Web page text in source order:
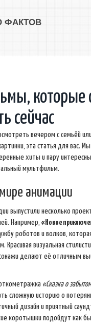
которые
сейчас
вечером с семьёй
эта статья для вас.
хиты и пару
мультфильм.
анимации
выпустили несколько
Например, «Новое
роботов и волков,
Красивая визуальная
делают её отличным
«Сказка о
сложную историю о
дизайн и приятный
коротышки подойдут как